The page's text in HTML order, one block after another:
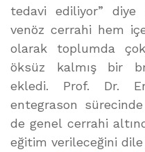
tedavi ediliyor” diye
venöz cerrahi hem
olarak toplumda çok
öksüz kalmış bir
ekledi. Prof. Dr.
entegrason
de genel cerrahi
eğitim verileceğini